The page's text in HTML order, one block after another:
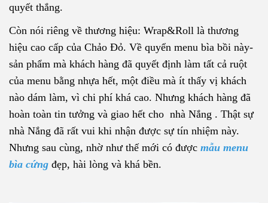
quyết thắng.
Còn nói riêng về thương hiệu: Wrap&Roll là thương
hiệu cao cấp của Chảo Đỏ. Về quyển menu bìa bồi này-
sản phẩm mà khách hàng đã quyết định làm tất cả ruột
của menu bằng nhựa hết, một điều mà ít thấy vị khách
nào dám làm, vì chi phí khá cao. Nhưng khách hàng đã
hoàn toàn tin tưởng và giao hết cho nhà Nắng . Thật sự
nhà Nắng đã rất vui khi nhận được sự tín nhiệm này.
Nhưng sau cùng, nhờ như thế mới có được mẫu menu
bìa cứng đẹp, hài lòng và khá bền.